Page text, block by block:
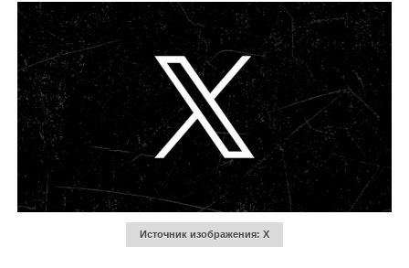
Источник изображения: X